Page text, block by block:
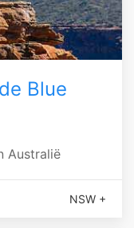
Blue
Australië
NSW +